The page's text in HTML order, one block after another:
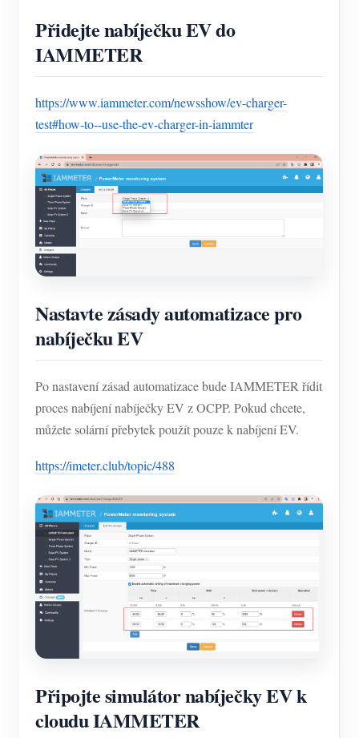
Přidejte nabíječku EV do
IAMMETER
https://www.iammeter.com/newsshow/ev-charger-
test#how-to--use-the-ev-charger-in-iammter
Nastavte zásady automatizace pro
nabíječku EV
Po nastavení zásad automatizace bude IAMMETER řídit
proces nabíjení nabíječky EV z OCPP. Pokud chcete,
můžete solární přebytek použít pouze k nabíjení EV.
https://imeter.club/topic/488
Připojte simulátor nabíječky EV k
cloudu IAMMETER